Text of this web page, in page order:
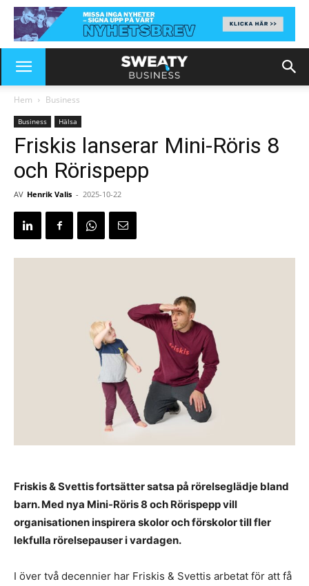
Hem Business
Business Hälsa
Friskis lanserar Mini-Röris 8
och Rörispepp
AV Henrik Valis - 2025-10-22
Friskis & Svettis fortsätter satsa på rörelseglädje bland
barn. Med nya Mini-Röris 8 och Rörispepp vill
organisationen inspirera skolor och förskolor till fler
lekfulla rörelsepauser i vardagen.
I över två decennier har Friskis & Svettis arbetat för att få